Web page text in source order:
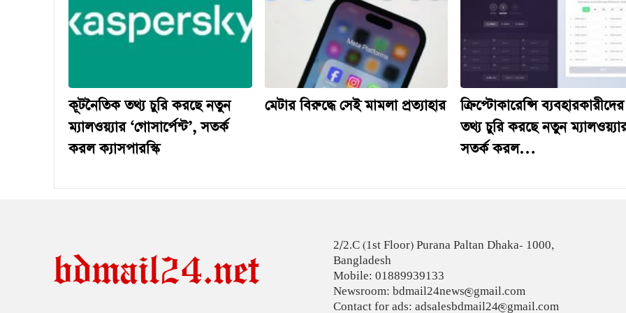
কূটনৈতিক তথ্য চুরি করছে নতুন
ম্যালওয়্যার ‘গোসার্পেন্ট’, সতর্ক
করল ক্যাসপারস্কি
মেটার বিরুদ্ধে সেই মামলা প্রত্যাহার
ক্রিপ্টোকারেন্সি ব্যবহারকারীদের
তথ্য চুরি করছে নতুন
সতর্ক করল…
2/2.C (1st Floor) Purana Paltan Dhaka- 1000,
Bangladesh
Mobile: 01889939133
Newsroom: bdmail24news@gmail.com
Contact for ads: adsalesbdmail24@gmail.com